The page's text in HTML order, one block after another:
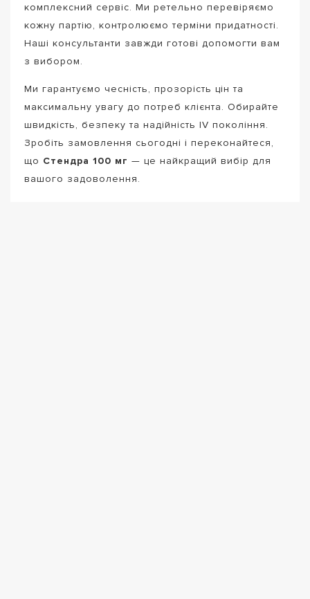
комплексний сервіс. Ми ретельно перевіряємо
кожну партію, контролюємо терміни придатності.
Наші консультанти завжди готові допомогти вам
з вибором.
Ми гарантуємо чесність, прозорість цін та
максимальну увагу до потреб клієнта. Обирайте
швидкість, безпеку та надійність IV покоління.
Зробіть замовлення сьогодні і переконайтеся,
що Стендра 100 мг — це найкращий вибір для
вашого задоволення.